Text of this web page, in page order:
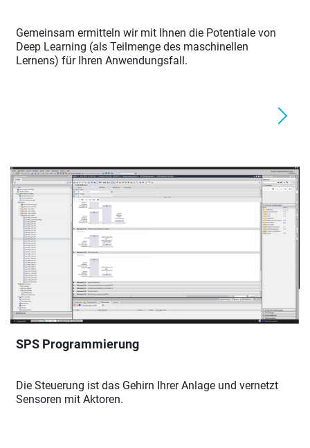
Gemeinsam ermitteln wir mit Ihnen die Potentiale von
Deep Learning (als Teilmenge des maschinellen
Lernens) für Ihren Anwendungsfall.
SPS Programmierung
Die Steuerung ist das Gehirn Ihrer Anlage und vernetzt
Sensoren mit Aktoren.